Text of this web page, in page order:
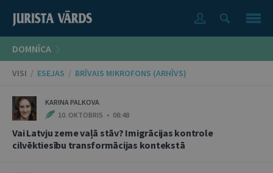
DOMNĪCA
VISI / ESEJAS / BRĪVAIS MIKROFONS (ARHĪVS)
KARINA PALKOVA
10. OKTOBRIS • 08:48
Vai Latvju zeme vaļā stāv? Imigrācijas kontrole
cilvēktiesību transformācijas kontekstā